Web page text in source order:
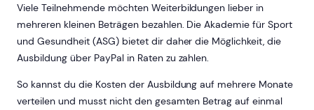
Viele Teilnehmende möchten Weiterbildungen lieber in
mehreren kleinen Beträgen bezahlen. Die Akademie für Sport
und Gesundheit (ASG) bietet dir daher die Möglichkeit, die
Ausbildung über PayPal in Raten zu zahlen.
So kannst du die Kosten der Ausbildung auf mehrere Monate
verteilen und musst nicht den gesamten Betrag auf einmal